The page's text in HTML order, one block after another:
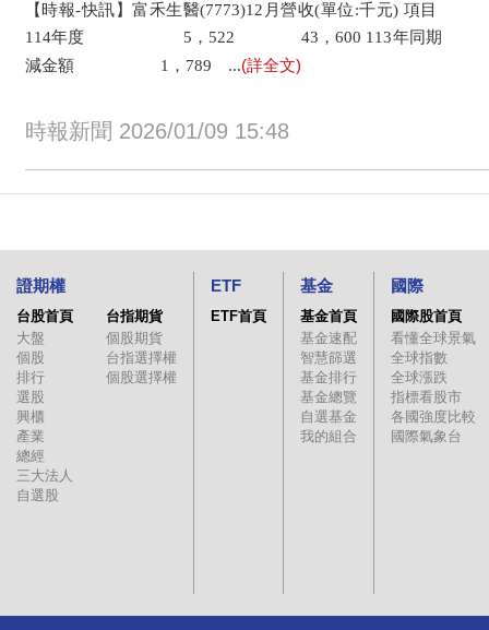
【時報-快訊】富禾生醫(7773)12月營收(單位:千元
114年度 5，522 43，600 113年同期
減金額 1，789 ...(詳全文)
時報新聞 2026/01/09 15:48
證期權
台股首頁
大盤
個股
排行
選股
興櫃
產業
總經
三大法人
自選股
台指期貨
個股期貨
台指選擇權
個股選擇權
ETF
ETF首頁
基金
基金首頁
基金速配
智慧篩選
基金排行
基金總覽
自選基金
我的組合
國際
國際股首頁
看懂全球景氣
全球指數
全球漲跌
指標看股市
各國強度比較
國際氣象台